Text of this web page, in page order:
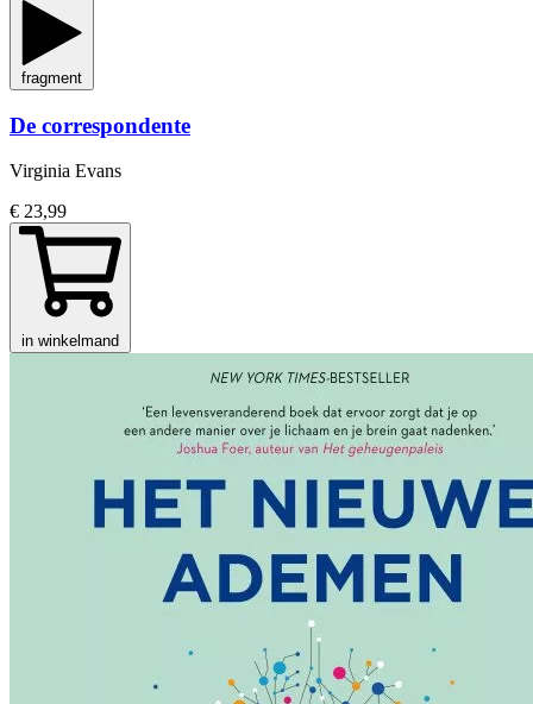
fragment
De correspondente
Virginia Evans
€ 23,99
in winkelmand